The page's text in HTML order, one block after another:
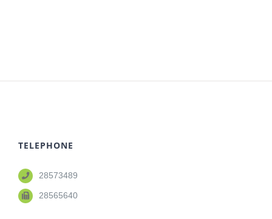
TELEPHONE
28573489
28565640